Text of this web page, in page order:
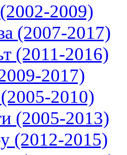
2009)
(2007-2017)
(2011-2016)
2017)
2010)
(2005-2013)
(2012-2015)